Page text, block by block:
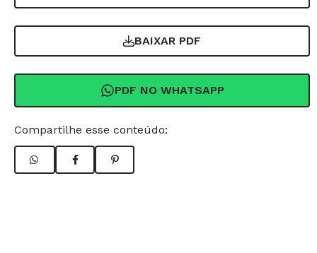
BAIXAR PDF
PDF NO WHATSAPP
Compartilhe esse conteúdo: